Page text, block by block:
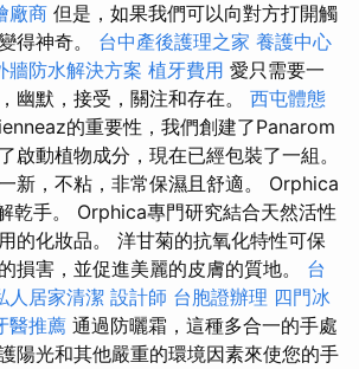
廠商 但是，如果我們可以向對方打開觸
得神奇。 台中產後護理之家 養護中心
牆防水解決方案 植牙費用 愛只需要一
幽默，接受，關注和存在。 西屯體態
的重要性，我們創建了Panarom
啟動植物成分，現在已經包裝了一組。
新，不粘，非常保濕且舒適。 Orphica
乾手。 Orphica專門研究結合天然活性
的化妝品。 洋甘菊的抗氧化特性可保
損害，並促進美麗的皮膚的質地。 台
人居家清潔 設計師 台胞證辦理 四門冰
醫推薦 通過防曬霜，這種多合一的手處
陽光和其他嚴重的環境因素來使您的手